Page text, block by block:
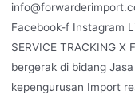
Facebook-f Instagram
SERVICE TRACKING
bergerak di bidang
kepengurusan Import